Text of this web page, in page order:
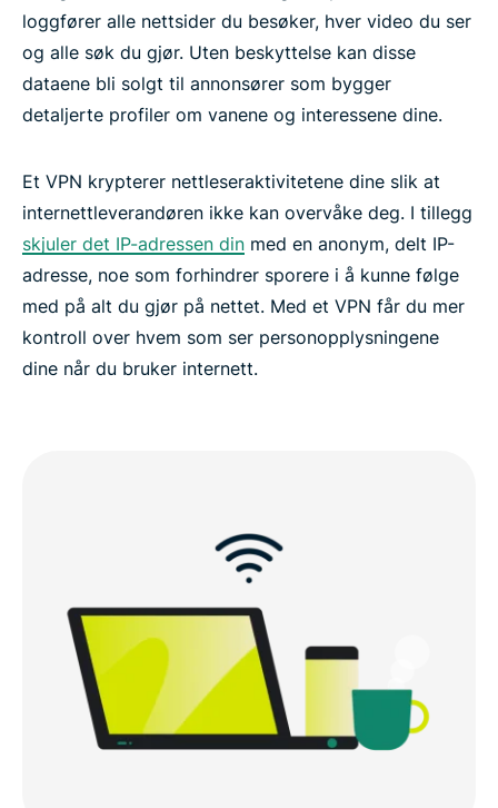
loggfører alle nettsider du besøker, hver video du ser
og alle søk du gjør. Uten beskyttelse kan disse
dataene bli solgt til annonsører som bygger
detaljerte profiler om vanene og interessene dine.
Et VPN krypterer nettleseraktivitetene dine slik at
internettleverandøren ikke kan overvåke deg. I tillegg
skjuler det IP-adressen din med en anonym, delt IP-
adresse, noe som forhindrer sporere i å kunne følge
med på alt du gjør på nettet. Med et VPN får du mer
kontroll over hvem som ser personopplysningene
dine når du bruker internett.